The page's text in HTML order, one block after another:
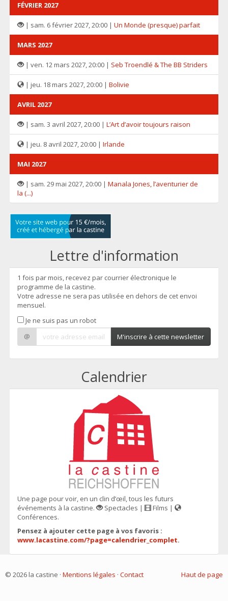
FÉVRIER 2027
| sam. 6 février 2027, 20:00 | Un Monde (presque) parfait
MARS 2027
| ven. 12 mars 2027, 20:00 | Seb Troendlé & The BB Striders
| jeu. 18 mars 2027, 20:00 | Bolivie
AVRIL 2027
| sam. 3 avril 2027, 20:00 | L’Art d’avoir toujours raison
| jeu. 8 avril 2027, 20:00 | Irlande
MAI 2027
| sam. 29 mai 2027, 20:00 | Manala Jones, l’aventurier de
la (...)
Lettre d'information
1 fois par mois, recevez par courrier électronique le
programme de la castine.
Votre adresse ne sera pas utilisée en dehors de cet envoi
mensuel.
Je ne suis pas un robot
@
M'inscrire à cette newsletter
Calendrier
Une page pour voir, en un clin d’œil, tous les futurs
événements à la castine.
Spectacles |
Films |
Conférences.
Pensez à ajouter cette page à vos favoris :
www.lacastine.com/?page=calendrier_complet.
Haut de page
© 2026 la castine · Mentions légales · Contact